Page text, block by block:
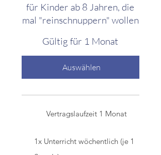
für Kinder ab 8 Jahren, die
mal "reinschnuppern" wollen
Gültig für 1 Monat
Auswählen
Vertragslaufzeit 1 Monat
1x Unterricht wöchentlich (je 1